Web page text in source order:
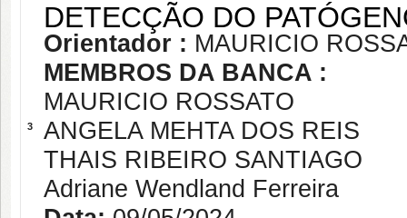
3
DETECÇÃO DO
Orientador : MAURICIO
MEMBROS DA BANCA :
MAURICIO ROSSATO
ANGELA MEHTA DOS REIS
THAIS RIBEIRO SANTIAGO
Adriane Wendland Ferreira